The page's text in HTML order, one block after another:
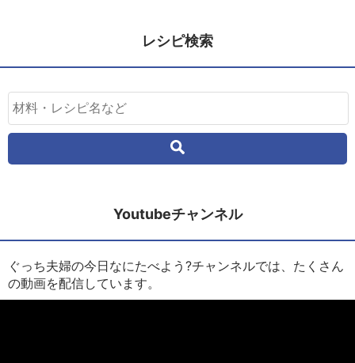
レシピ検索
Youtubeチャンネル
ぐっち夫婦の今日なにたべよう?チャンネルでは、たくさん
の動画を配信しています。